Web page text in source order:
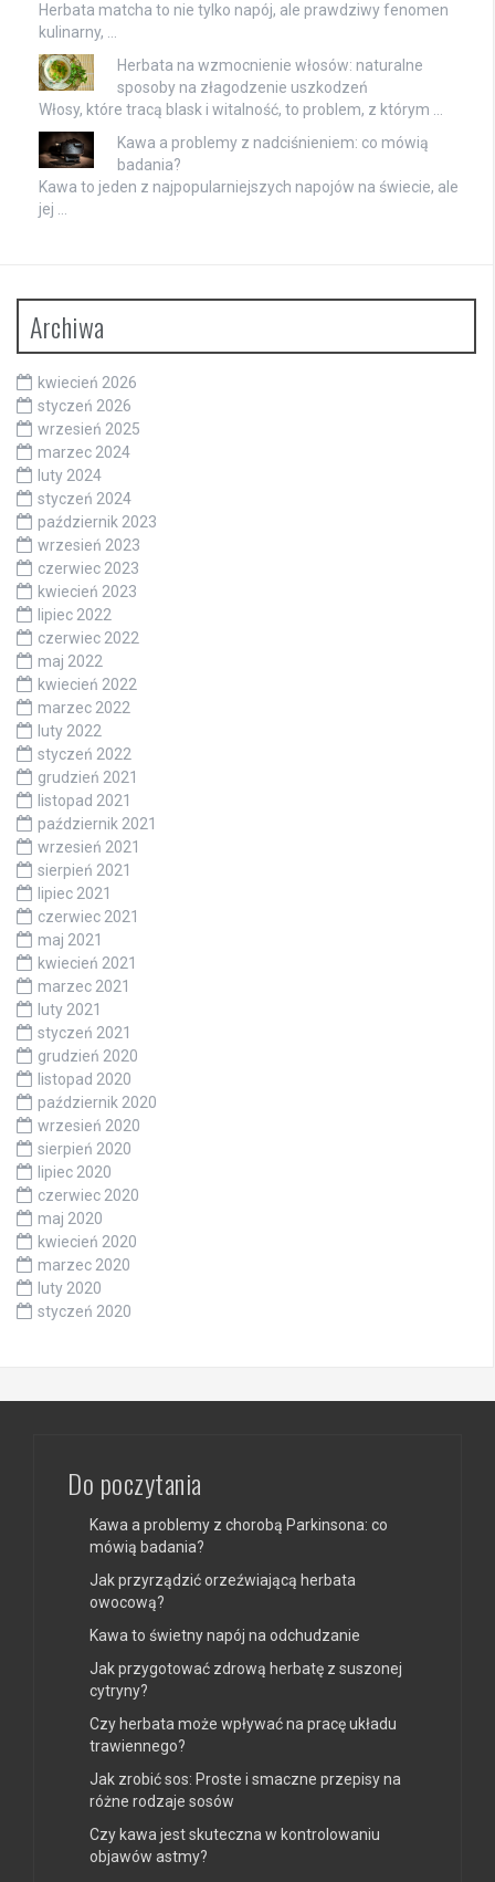
Herbata matcha to nie tylko napój, ale prawdziwy fenomen
kulinarny, …
Herbata na wzmocnienie włosów: naturalne
sposoby na złagodzenie uszkodzeń
Włosy, które tracą blask i witalność, to problem, z którym …
Kawa a problemy z nadciśnieniem: co mówią
badania?
Kawa to jeden z najpopularniejszych napojów na świecie, ale
jej …
Archiwa
kwiecień 2026
styczeń 2026
wrzesień 2025
marzec 2024
luty 2024
styczeń 2024
październik 2023
wrzesień 2023
czerwiec 2023
kwiecień 2023
lipiec 2022
czerwiec 2022
maj 2022
kwiecień 2022
marzec 2022
luty 2022
styczeń 2022
grudzień 2021
listopad 2021
październik 2021
wrzesień 2021
sierpień 2021
lipiec 2021
czerwiec 2021
maj 2021
kwiecień 2021
marzec 2021
luty 2021
styczeń 2021
grudzień 2020
listopad 2020
październik 2020
wrzesień 2020
sierpień 2020
lipiec 2020
czerwiec 2020
maj 2020
kwiecień 2020
marzec 2020
luty 2020
styczeń 2020
Do poczytania
Kawa a problemy z chorobą Parkinsona: co
mówią badania?
Jak przyrządzić orzeźwiającą herbata
owocową?
Kawa to świetny napój na odchudzanie
Jak przygotować zdrową herbatę z suszonej
cytryny?
Czy herbata może wpływać na pracę układu
trawiennego?
Jak zrobić sos: Proste i smaczne przepisy na
różne rodzaje sosów
Czy kawa jest skuteczna w kontrolowaniu
objawów astmy?